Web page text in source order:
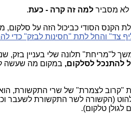
לא מסבירלמה זה קרה - כעת.
הסודי כביכול הזה על סלקום,
צד" והחל לתת "חסינות לבזק" כדי
פורסמו, ובהמשך ל"מריחת" תלונה שלי בעניין
להתנכל לסלקום, במקום מה שעשה
"קרוב לצמרת" של שרי התקשורת,
(הקשורה לשר התקשורת לשעבר
לגולן טלקום).